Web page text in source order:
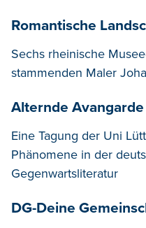
Romantische
Sechs rheinische
stammenden Maler
Alternde Avangarde
Eine Tagung der Uni
Phänomene in der
Gegenwartsliteratur
DG-Deine